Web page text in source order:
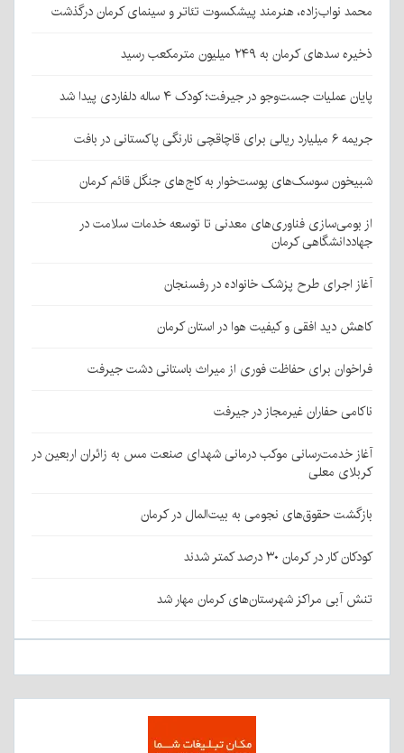
محمد نواب‌زاده، هنرمند پیشکسوت تئاتر و سینمای کرمان درگذشت
ذخیره سدهای کرمان به ۲۴۹ میلیون مترمکعب رسید
پایان عملیات جست‌وجو در جیرفت؛ کودک ۴ ساله دلفاردی پیدا شد
جریمه ۶ میلیارد ریالی برای قاچاقچی نارنگی پاکستانی در بافت
شبیخون سوسک‌های پوست‌خوار به کاج‌های جنگل قائم کرمان
از بومی‌سازی فناوری‌های معدنی تا توسعه خدمات سلامت در
جهاددانشگاهی کرمان
آغاز اجرای طرح پزشک خانواده در رفسنجان
کاهش دید افقی و کیفیت هوا در استان کرمان
فراخوان برای حفاظت فوری از میراث باستانی دشت جیرفت
ناکامی حفاران غیرمجاز در جیرفت
آغاز خدمت‌رسانی موکب درمانی شهدای صنعت مس به زائران اربعین در
کربلای معلی
بازگشت حقوق‌های نجومی به بیت‌المال در کرمان
کودکان کار در کرمان ۳۰ درصد کمتر شدند
تنش آبی مراکز شهرستان‌های کرمان مهار شد